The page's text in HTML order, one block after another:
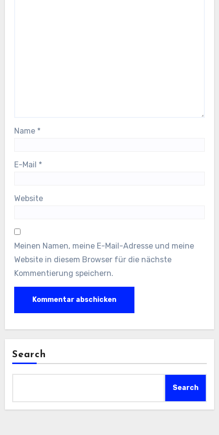
Name *
E-Mail *
Website
Meinen Namen, meine E-Mail-Adresse und meine
Website in diesem Browser für die nächste
Kommentierung speichern.
Search
Search